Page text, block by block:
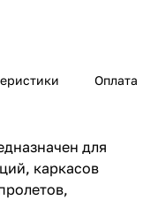
Оплата
для
каркасов